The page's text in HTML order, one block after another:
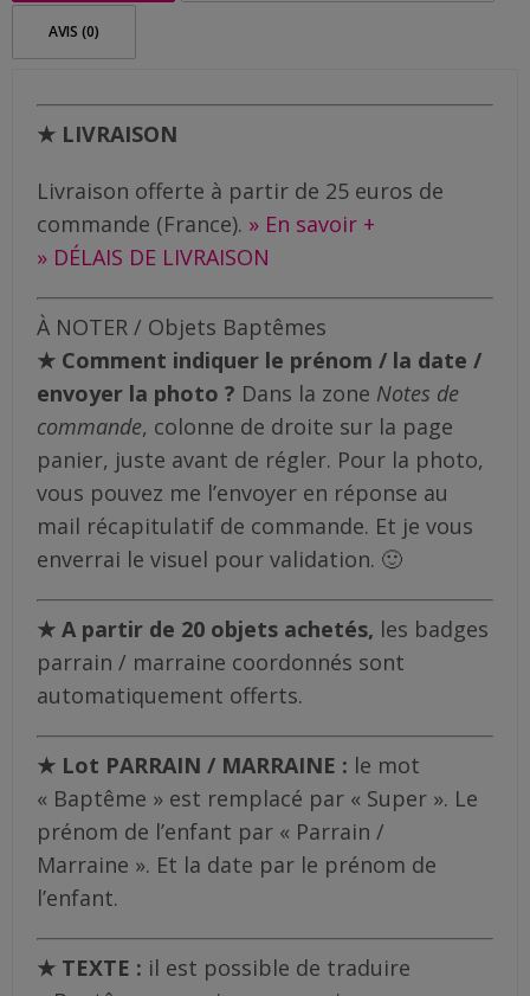
AVIS (0)
★ LIVRAISON
Livraison offerte à partir de 25 euros de
commande (France). » En savoir +
» DÉLAIS DE LIVRAISON
À NOTER / Objets Baptêmes
★ Comment indiquer le prénom / la date /
envoyer la photo ? Dans la zone Notes de
commande, colonne de droite sur la page
panier, juste avant de régler. Pour la photo,
vous pouvez me l’envoyer en réponse au
mail récapitulatif de commande. Et je vous
enverrai le visuel pour validation. 🙂
★ A partir de 20 objets achetés, les badges
parrain / marraine coordonnés sont
automatiquement offerts.
★ Lot PARRAIN / MARRAINE : le mot
« Baptême » est remplacé par « Super ». Le
prénom de l’enfant par « Parrain /
Marraine ». Et la date par le prénom de
l’enfant.
★ TEXTE : il est possible de traduire
Livraison